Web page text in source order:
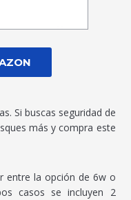
Si buscas seguridad de
más y compra este
entre la opción de 6w o
casos se incluyen 2